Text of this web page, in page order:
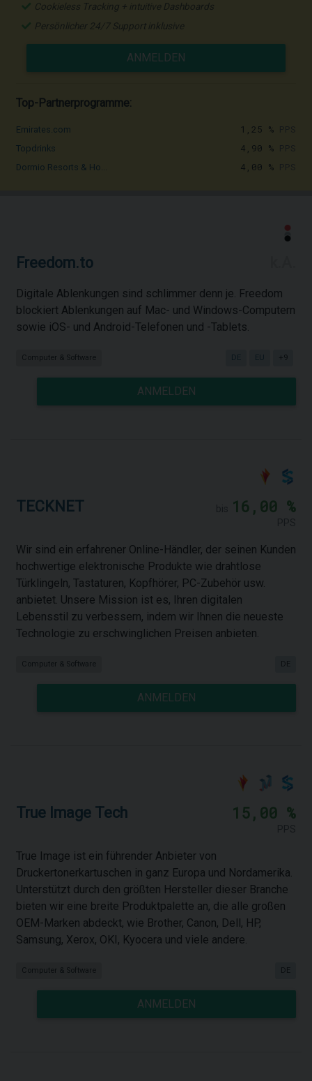
Cookieless Tracking + intuitive Dashboards
Persönlicher 24/7 Support inklusive
ANMELDEN
Top-Partnerprogramme:
Emirates.com 1,25 %
Topdrinks 4,90 %
Dormio Resorts & Ho... 4,00 %
Freedom.to
Digitale Ablenkungen sind schlimmer denn je. Freedom
blockiert Ablenkungen auf Mac- und Windows-Computern
sowie iOS- und Android-Telefonen und -Tablets.
Computer & Software DE EU +9
ANMELDEN
TECKNET 16,00 %
Wir sind ein erfahrener Online-Händler, der seinen Kunden
hochwertige elektronische Produkte wie drahtlose
Türklingeln, Tastaturen, Kopfhörer, PC-Zubehör usw.
anbietet. Unsere Mission ist es, Ihren digitalen
Lebensstil zu verbessern, indem wir Ihnen die neueste
Technologie zu erschwinglichen Preisen anbieten.
Computer & Software DE
ANMELDEN
True Image Tech 15,00 %
True Image ist ein führender Anbieter von
Druckertonerkartuschen in ganz Europa und Nordamerika.
Unterstützt durch den größten Hersteller dieser Branche
bieten wir eine breite Produktpalette an, die alle großen
OEM-Marken abdeckt, wie Brother, Canon, Dell, HP,
Samsung, Xerox, OKI, Kyocera und viele andere.
Computer & Software DE
ANMELDEN